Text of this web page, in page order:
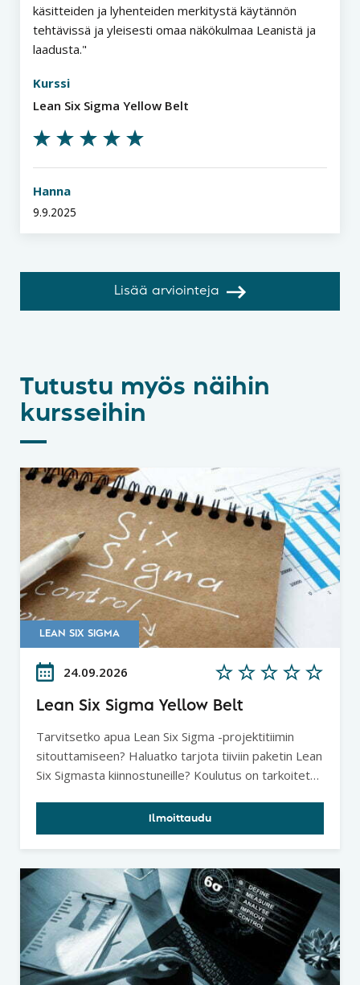
käsitteiden ja lyhenteiden merkitystä käytännön
tehtävissä ja yleisesti omaa näkökulmaa Leanistä ja
laadusta.
Kurssi
Lean Six Sigma Yellow Belt
Hanna
9.9.2025
Lisää arviointeja
Tutustu myös näihin
kursseihin
LEAN SIX SIGMA
24.09.2026
Lean Six Sigma Yellow Belt
Tarvitsetko apua Lean Six Sigma -projektitiimin
sitouttamiseen? Haluatko tarjota tiiviin paketin Lean
Six Sigmasta kiinnostuneille? Koulutus on tarkoitettu
Six Sigma -projekteissa. Kurssi tarjoaa yleiskuvan
metodiikasta, tiimityökaluja ongelmanratkaisuun
sekä pohjatietoja dataperusteiseen parantamiseen.
Ilmoittaudu